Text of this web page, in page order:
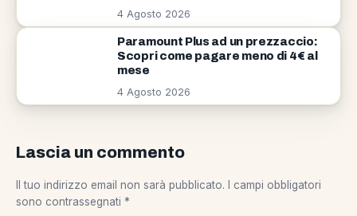
4 Agosto 2026
Paramount Plus ad un prezzaccio:
Scopri come pagare meno di 4€ al
mese
4 Agosto 2026
Lascia un commento
Il tuo indirizzo email non sarà pubblicato.
I campi obbligatori
sono contrassegnati *